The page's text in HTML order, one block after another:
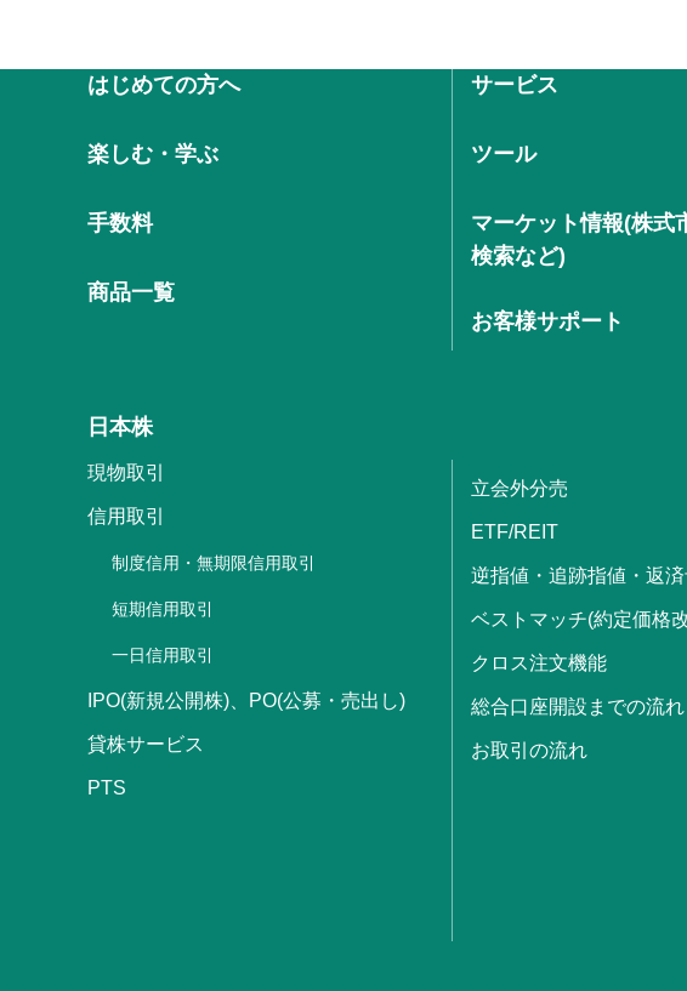
はじめての方へ
楽しむ・学ぶ
手数料
商品一覧
サービス
ツール
マーケット情報(株式
検索など)
お客様サポート
日本株
現物取引
信用取引
制度信用・無期限信用取引
短期信用取引
一日信用取引
IPO(新規公開株)、PO(公募・売出し)
貸株サービス
PTS
立会外分売
ETF/REIT
逆指値・追跡指値・返
ベストマッチ(約定価格
クロス注文機能
総合口座開設までの流れ
お取引の流れ